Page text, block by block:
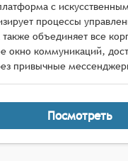
с
процессы
также объединяет все
окно коммуникаций,
привычные
Посмотреть